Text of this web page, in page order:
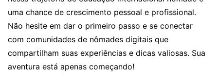
uma chance de crescimento pessoal e profissional.
Não hesite em dar o primeiro passo e se conectar
com comunidades de nômades digitais que
compartilham suas experiências e dicas valiosas. Sua
aventura está apenas começando!